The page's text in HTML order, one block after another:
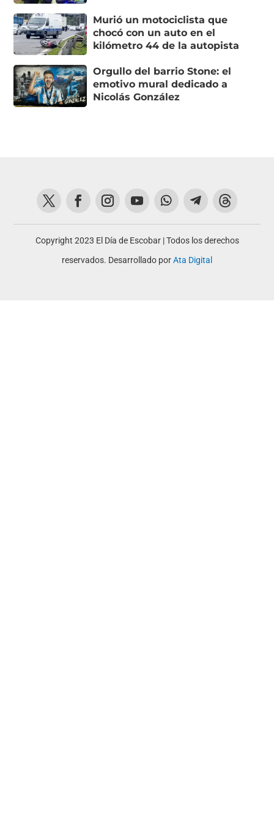
Murió un motociclista que
chocó con un auto en el
kilómetro 44 de la autopista
Orgullo del barrio Stone: el
emotivo mural dedicado a
Nicolás González
Copyright 2023 El Día de Escobar | Todos los derechos
reservados. Desarrollado porAta Digital